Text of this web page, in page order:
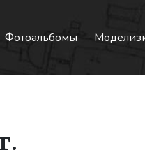
Фотоальбомы